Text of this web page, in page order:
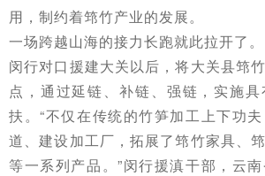
用，制约着筇竹产业的发展。
一场跨越山海的接力长跑就此拉开了。
闵行对口援建大关以后，将大关县筇
点，通过延链、补链、强链，实施
扶。“不仅在传统的竹笋加工上下功
道、建设加工厂，拓展了筇竹家具、
等一系列产品。”闵行援滇干部，云